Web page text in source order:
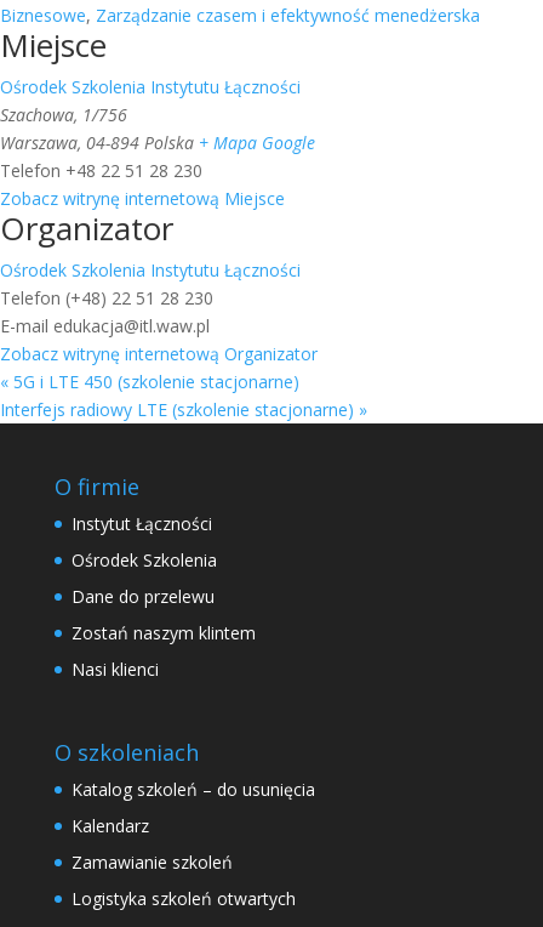
Biznesowe, Zarządzanie czasem i efektywność menedżerska
Miejsce
Ośrodek Szkolenia Instytutu Łączności
Szachowa, 1/756
Warszawa, 04-894 Polska + Mapa Google
Telefon +48 22 51 28 230
Zobacz witrynę internetową Miejsce
Organizator
Ośrodek Szkolenia Instytutu Łączności
Telefon (+48) 22 51 28 230
E-mail edukacja@itl.waw.pl
Zobacz witrynę internetową Organizator
« 5G i LTE 450 (szkolenie stacjonarne)
Interfejs radiowy LTE (szkolenie stacjonarne) »
O firmie
Instytut Łączności
Ośrodek Szkolenia
Dane do przelewu
Zostań naszym klintem
Nasi klienci
O szkoleniach
Katalog szkoleń – do usunięcia
Kalendarz
Zamawianie szkoleń
Logistyka szkoleń otwartych